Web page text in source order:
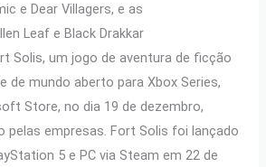
e Dear Villagers, e as
Leaf e Black Drakkar
Solis, um jogo de aventura de ficção
de mundo aberto para Xbox Series,
Store, no dia 19 de dezembro,
pelas empresas. Fort Solis foi lançado
5 e PC via Steam em 22 de